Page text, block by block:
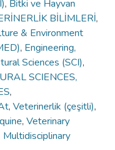
, Bitki ve Hayvan
BİLİMLERİ,
& Environment
, Engineering,
Sciences (SCI),
SCIENCES,
,
, Veterinerlik (çeşitli),
, Veterinary
Multidisciplinary